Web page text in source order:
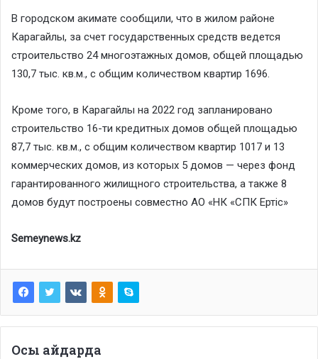
В городском акимате сообщили, что в жилом районе
Карагайлы, за счет государственных средств ведется
строительство 24 многоэтажных домов, общей площадью
130,7 тыс. кв.м., с общим количеством квартир 1696.
Кроме того, в Карагайлы на 2022 год запланировано
строительство 16-ти кредитных домов общей площадью
87,7 тыс. кв.м., с общим количеством квартир 1017 и 13
коммерческих домов, из которых 5 домов — через фонд
гарантированного жилищного строительства, а также 8
домов будут построены совместно АО «НК «СПК Ертіс»
Semeynews.kz
Осы айдарда